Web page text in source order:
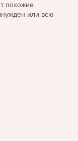
похожие
или всю